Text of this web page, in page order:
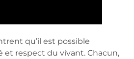
qu’il est possible
et respect du vivant. Chacun,